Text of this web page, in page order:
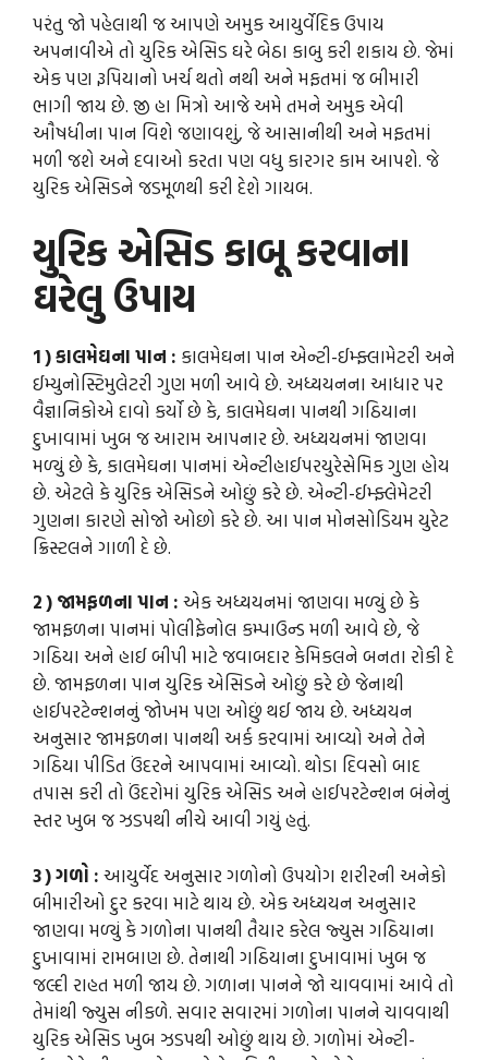
પરંતુ જો પહેલાથી જ આપણે અમુક આયુર્વેદિક ઉપાય
અપનાવીએ તો યુરિક એસિડ ઘરે બેઠા કાબુ કરી શકાય છે. જેમાં
એક પણ રૂપિયાનો ખર્ચ થતો નથી અને મફતમાં જ બીમારી
ભાગી જાય છે. જી હા મિત્રો આજે અમે તમને અમુક એવી
ઔષધીના પાન વિશે જણાવશું, જે આસાનીથી અને મફતમાં
મળી જશે અને દવાઓ કરતા પણ વધુ કારગર કામ આપશે. જે
યુરિક એસિડને જડમૂળથી કરી દેશે ગાયબ.
યુરિક એસિડ કાબૂ કરવાના
ઘરેલુ ઉપાય
1 ) કાલમેઘના પાન : કાલમેઘના પાન એન્ટી-ઈમ્ફ્લામેટરી અને
ઈમ્યુનોસ્ટિમુલેટરી ગુણ મળી આવે છે. અધ્યયનના આધાર પર
વૈજ્ઞાનિકોએ દાવો કર્યો છે કે, કાલમેઘના પાનથી ગઠિયાના
દુખાવામાં ખુબ જ આરામ આપનાર છે. અધ્યયનમાં જાણવા
મળ્યું છે કે, કાલમેઘના પાનમાં એન્ટીહાઈપરયુરેસેમિક ગુણ હોય
છે. એટલે કે યુરિક એસિડને ઓછું કરે છે. એન્ટી-ઈમ્ફ્લેમેટરી
ગુણના કારણે સોજો ઓછો કરે છે. આ પાન મોનસોડિયમ યુરેટ
ક્રિસ્ટલને ગાળી દે છે.
2 ) જામફળના પાન : એક અધ્યયનમાં જાણવા મળ્યું છે કે
જામફળના પાનમાં પોલીફેનોલ કમ્પાઉન્ડ મળી આવે છે, જે
ગઠિયા અને હાઈ બીપી માટે જવાબદાર કેમિકલને બનતા રોકી દે
છે. જામફળના પાન યુરિક એસિડને ઓછું કરે છે જેનાથી
હાઈપરટેન્શનનું જોખમ પણ ઓછું થઈ જાય છે. અધ્યયન
અનુસાર જામફળના પાનથી અર્ક કરવામાં આવ્યો અને તેને
ગઠિયા પીડિત ઉંદરને આપવામાં આવ્યો. થોડા દિવસો બાદ
તપાસ કરી તો ઉંદરોમાં યુરિક એસિડ અને હાઈપરટેન્શન બંનેનું
સ્તર ખુબ જ ઝડપથી નીચે આવી ગયું હતું.
3 ) ગળો : આયુર્વેદ અનુસાર ગળોનો ઉપયોગ શરીરની અનેકો
બીમારીઓ દુર કરવા માટે થાય છે. એક અધ્યયન અનુસાર
જાણવા મળ્યું કે ગળોના પાનથી તૈયાર કરેલ જ્યુસ ગઠિયાના
દુખાવામાં રામબાણ છે. તેનાથી ગઠિયાના દુખાવામાં ખુબ જ
જલ્દી રાહત મળી જાય છે. ગળાના પાનને જો ચાવવામાં આવે તો
તેમાંથી જ્યુસ નીકળે. સવાર સવારમાં ગળોના પાનને ચાવવાથી
યુરિક એસિડ ખુબ ઝડપથી ઓછું થાય છે. ગળોમાં એન્ટી-